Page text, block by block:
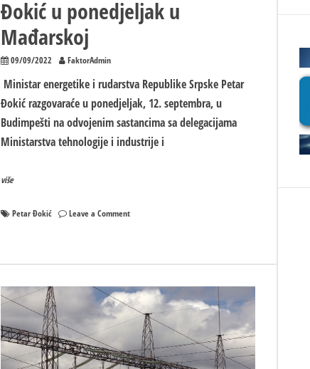
Đokić u ponedjeljak u
Mađarskoj
09/09/2022 FaktorAdmin
Ministar energetike i rudarstva Republike Srpske Petar
Đokić razgovaraće u ponedjeljak, 12. septembra, u
Budimpešti na odvojenim sastancima sa delegacijama
Ministarstva tehnologije i industrije i
više
Petar Đokić Leave a Commenton
Mađarskoj